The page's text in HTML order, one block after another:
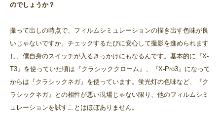
のでしょうか？
撮って出しの時点で、フィルムシミュレーションの描き出す色味が良
いじゃないですか。チェックするたびに安心して撮影を進められます
し、僕自身のスイッチが入るきっかけにもなるんです。基本的に『X-
T3』を使っていた頃は『クラシッククローム』、『X-Pro3』になって
からは『クラシックネガ』を使っています。蛍光灯の色味など、『ク
ラシックネガ』との相性が悪い現場じゃない限り、他のフィルムシミ
ュレーションを試すことはほぼありません。